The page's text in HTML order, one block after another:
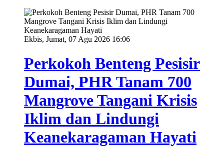
Ekbis, Jumat, 07 Agu 2026 16:06
Perkokoh Benteng Pesisir
Dumai, PHR Tanam 700
Mangrove Tangani Krisis
Iklim dan Lindungi
Keanekaragaman Hayati